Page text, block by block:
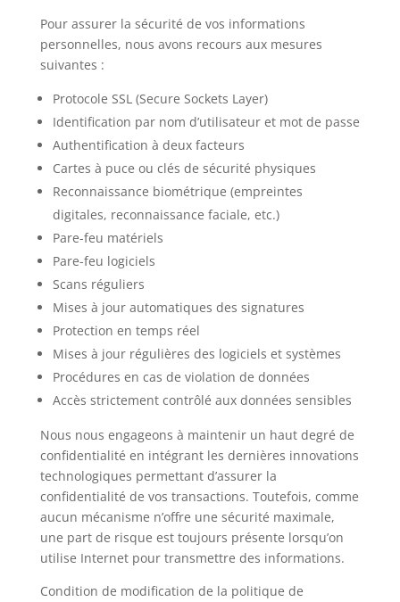
Pour assurer la sécurité de vos informations
personnelles, nous avons recours aux mesures
suivantes :
Protocole SSL (Secure Sockets Layer)
Identification par nom d’utilisateur et mot de passe
Authentification à deux facteurs
Cartes à puce ou clés de sécurité physiques
Reconnaissance biométrique (empreintes
digitales, reconnaissance faciale, etc.)
Pare-feu matériels
Pare-feu logiciels
Scans réguliers
Mises à jour automatiques des signatures
Protection en temps réel
Mises à jour régulières des logiciels et systèmes
Procédures en cas de violation de données
Accès strictement contrôlé aux données sensibles
Nous nous engageons à maintenir un haut degré de
confidentialité en intégrant les dernières innovations
technologiques permettant d’assurer la
confidentialité de vos transactions. Toutefois, comme
aucun mécanisme n’offre une sécurité maximale,
une part de risque est toujours présente lorsqu’on
utilise Internet pour transmettre des informations.
Condition de modification de la politique de